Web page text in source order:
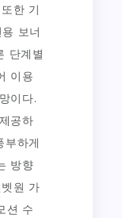
한 기
보너
단계별
이용
이다.
공하
하게
방향
원 가
션 수